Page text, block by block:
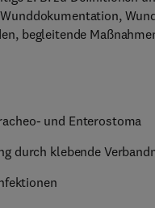
begleitende
und Enterostoma
durch klebende